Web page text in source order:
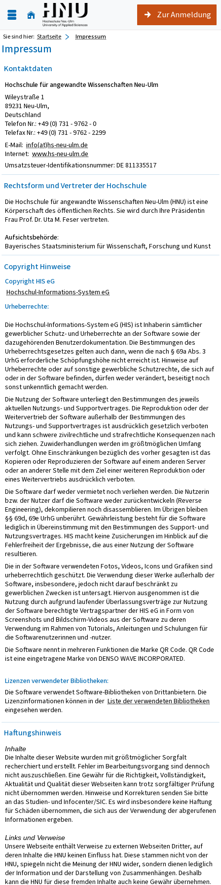
Zur Anmeldung
Sie sind hier: Startseite Impressum
Impressum
Kontaktdaten
Hochschule für angewandte Wissenschaften Neu-Ulm
Wileystraße 1
89231 Neu-Ulm,
Deutschland
Telefon Nr.: +49 (0) 731 - 9762 - 0
Telefax Nr.: +49 (0) 731 - 9762 - 2299
E-Mail: info(at)hs-neu-ulm.de
Internet: www.hs-neu-ulm.de
Umsatzsteuer-Identifikationsnummer: DE 811335517
Rechtsform und Vertreter der Hochschule
Die Hochschule für angewandte Wissenschaften Neu-Ulm (HNU) ist eine
Körperschaft des öffentlichen Rechts. Sie wird durch Ihre Präsidentin
Frau Prof. Dr. Uta M. Feser vertreten.
Aufsichtsbehörde:
Bayerisches Staatsministerium für Wissenschaft, Forschung und Kunst
Copyright Hinweise
Copyright HIS eG
Hochschul-Informations-System eG
Urheberrechte:
Die Hochschul-Informations-System eG (HIS) ist Inhaberin sämtlicher
gewerblicher Schutz- und Urheberrechte an der Software sowie der
dazugehörenden Benutzerdokumentation. Die Bestimmungen des
Urheberrechtsgesetzes gelten auch dann, wenn die nach § 69a Abs. 3
UrhG erforderliche Schöpfungshöhe nicht erreicht ist. Hinweise auf
Urheberrechte oder auf sonstige gewerbliche Schutzrechte, die sich auf
oder in der Software befinden, dürfen weder verändert, beseitigt noch
sonst unkenntlich gemacht werden.
Die Nutzung der Software unterliegt den Bestimmungen des jeweils
aktuellen Nutzungs- und Supportvertrages. Die Reproduktion oder der
Weitervertrieb der Software außerhalb der Bestimmungen des
Nutzungs- und Supportvertrages ist ausdrücklich gesetzlich verboten
und kann schwere zivilrechtliche und strafrechtliche Konsequenzen nach
sich ziehen. Zuwiderhandlungen werden im größtmöglichen Umfang
verfolgt. Ohne Einschränkungen bezüglich des vorher gesagten ist das
Kopieren oder Reproduzieren der Software auf einem anderen Server
oder an anderer Stelle mit dem Ziel einer weiteren Reproduktion oder
eines Weitervertriebs ausdrücklich verboten.
Die Software darf weder vermietet noch verliehen werden. Die Nutzerin
bzw. der Nutzer darf die Software weder zurückentwickeln (Reverse
Engineering), dekompilieren noch disassemblieren. Im Übrigen bleiben
§§ 69d, 69e UrhG unberührt. Gewährleistung besteht für die Software
lediglich in Übereinstimmung mit den Bestimmungen des Support- und
Nutzungsvertrages. HIS macht keine Zusicherungen im Hinblick auf die
Fehlerfreiheit der Ergebnisse, die aus einer Nutzung der Software
resultieren.
Die in der Software verwendeten Fotos, Videos, Icons und Grafiken sind
urheberrechtlich geschützt. Die Verwendung dieser Werke außerhalb der
Software, insbesondere, jedoch nicht darauf beschränkt zu
gewerblichen Zwecken ist untersagt. Hiervon ausgenommen ist die
Nutzung durch aufgrund laufender Überlassungsverträge zur Nutzung
der Software berechtigte Vertragspartner der HIS eG in Form von
Screenshots und Bildschirm-Videos aus der Software zu deren
Verwendung im Rahmen von Tutorials, Anleitungen und Schulungen für
die Softwarenutzerinnen und -nutzer.
Die Software nennt in mehreren Funktionen die Marke QR Code. QR Code
ist eine eingetragene Marke von DENSO WAVE INCORPORATED.
Lizenzen verwendeter Bibliotheken:
Die Software verwendet Software-Bibliotheken von Drittanbietern. Die
Lizenzinformationen können in der Liste der verwendeten Bibliotheken
eingesehen werden.
Haftungshinweis
Inhalte
Die Inhalte dieser Website wurden mit größtmöglicher Sorgfalt
recherchiert und erstellt. Fehler im Bearbeitungsvorgang sind dennoch
nicht auszuschließen. Eine Gewähr für die Richtigkeit, Vollständigkeit,
Aktualität und Qualität dieser Webseiten kann trotz sorgfältiger Prüfung
nicht übernommen werden. Hinweise und Korrekturen senden Sie bitte
an das Studien- und Infocenter/SIC. Es wird insbesondere keine Haftung
für Schäden übernommen, die sich aus der Verwendung der abgerufenen
Informationen ergeben.
Links und Verweise
Unsere Webseite enthält Verweise zu externen Webseiten Dritter, auf
deren Inhalte die HNU keinen Einfluss hat. Diese stammen nicht von der
HNU, spiegeln nicht die Meinung der HNU wider, sondern dienen lediglich
der Information und der Darstellung von Zusammenhängen. Deshalb
kann die HNU für diese fremden Inhalte auch keine Gewähr übernehmen.